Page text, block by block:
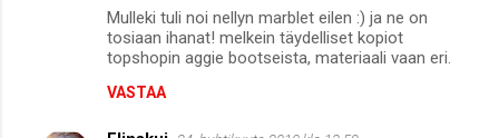
Mulleki tuli noi nellyn marblet eilen :) ja ne on
tosiaan ihanat! melkein täydelliset kopiot
topshopin aggie bootseista, materiaali vaan eri.
VASTAA